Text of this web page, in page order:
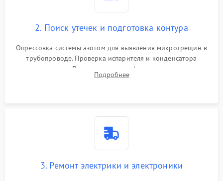
2. Поиск утечек и подготовка контура
Опрессовка системы азотом для выявления микротрещин в
трубопроводе. Проверка испарителя и конденсатора
течеискателем. Демонтаж старого фильтра-осушителя и
продувка капиллярной трубки для устранения засоров.
Подробнее
3. Ремонт электрики и электроники